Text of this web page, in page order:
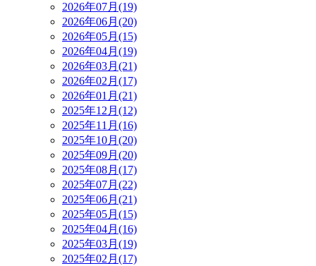
2026年07月(19)
2026年06月(20)
2026年05月(15)
2026年04月(19)
2026年03月(21)
2026年02月(17)
2026年01月(21)
2025年12月(12)
2025年11月(16)
2025年10月(20)
2025年09月(20)
2025年08月(17)
2025年07月(22)
2025年06月(21)
2025年05月(15)
2025年04月(16)
2025年03月(19)
2025年02月(17)